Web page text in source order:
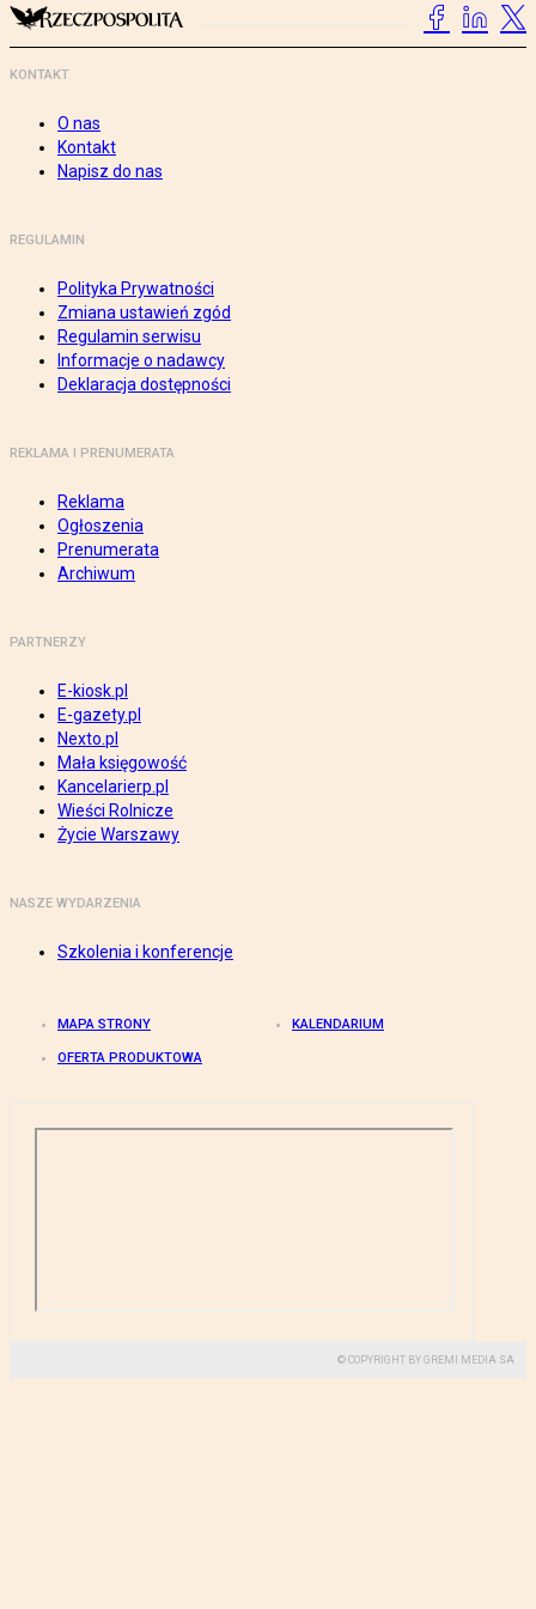
KONTAKT
O nas
Kontakt
Napisz do nas
REGULAMIN
Polityka Prywatności
Zmiana ustawień zgód
Regulamin serwisu
Informacje o nadawcy
Deklaracja dostępności
REKLAMA I PRENUMERATA
Reklama
Ogłoszenia
Prenumerata
Archiwum
PARTNERZY
E-kiosk.pl
E-gazety.pl
Nexto.pl
Mała księgowość
Kancelarierp.pl
Wieści Rolnicze
Życie Warszawy
NASZE WYDARZENIA
Szkolenia i konferencje
MAPA STRONY KALENDARIUM
OFERTA PRODUKTOWA
© COPYRIGHT BY GREMI MEDIA SA